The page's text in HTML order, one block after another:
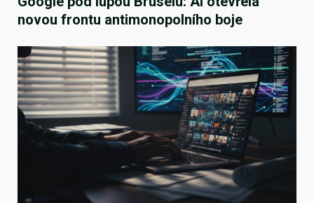
novou frontu antimonopolního boje